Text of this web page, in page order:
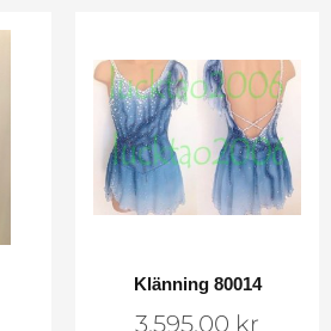
Klänning 80014
3.595,00 kr